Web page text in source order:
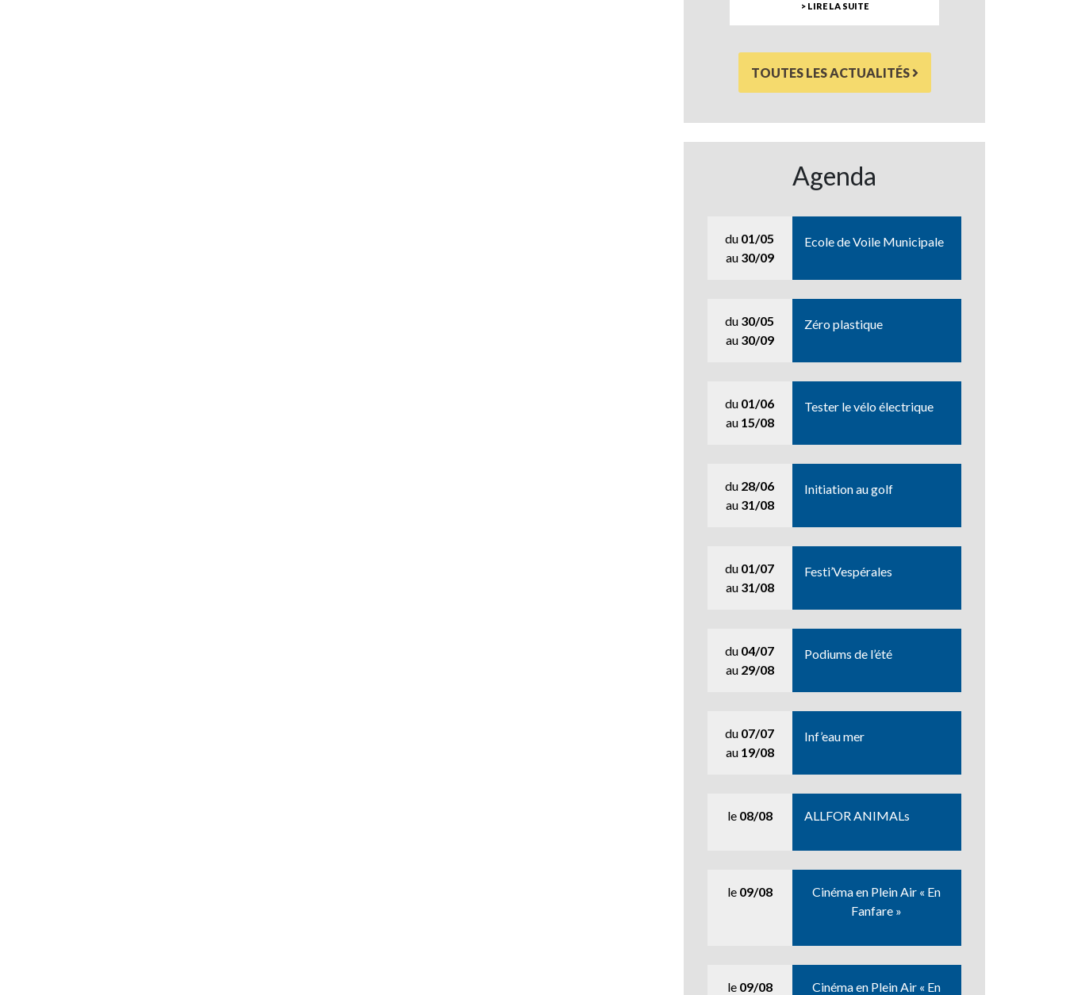
> LIRE LA SUITE
TOUTES LES ACTUALITÉS
Agenda
du 01/05
au 30/09
Ecole de Voile Municipale
du 30/05
au 30/09
Zéro plastique
du 01/06
au 15/08
Tester le vélo électrique
du 28/06
au 31/08
Initiation au golf
du 01/07
au 31/08
Festi’Vespérales
du 04/07
au 29/08
Podiums de l’été
du 07/07
au 19/08
Inf’eau mer
le 08/08 ALLFOR ANIMALs
le 09/08
Cinéma en Plein Air « En
Fanfare »
le 09/08 Cinéma en Plein Air « En